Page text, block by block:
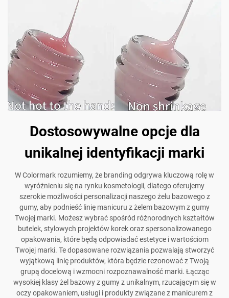
Dostosowywalne opcje dla
unikalnej identyfikacji marki
W Colormark rozumiemy, że branding odgrywa kluczową rolę w
wyróżnieniu się na rynku kosmetologii, dlatego oferujemy
szerokie możliwości personalizacji naszego żelu bazowego z
gumy, aby podnieść linię manicuru z żelem bazowym z gumy
Twojej marki. Możesz wybrać spośród różnorodnych kształtów
butelek, stylowych projektów korek oraz spersonalizowanego
opakowania, które będą odpowiadać estetyce i wartościom
Twojej marki. Te dopasowane rozwiązania pozwalają stworzyć
wyjątkową linię produktów, która będzie rezonować z Twoją
grupą docelową i wzmocni rozpoznawalność marki. Łącząc
wysokiej klasy żel bazowy z gumy z unikalnym, rzucającym się w
oczy opakowaniem, usługi i produkty związane z manicurem z